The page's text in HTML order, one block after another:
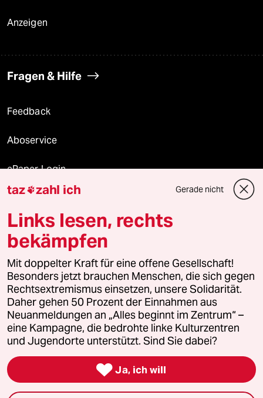
Anzeigen
Fragen & Hilfe
Feedback
Aboservice
ePaper Login
Downloads für Abonnierende
© 2026 taz Verlags und Vertriebs GmbH
Alle Rechte vorbehalten. Bei rechtlichen Fragen oder für Genehmigungen
wenden Sie sich bitte an
lizenzen@taz.de
Feedback Redaktionsstatut Kommune-Richtlinien
Leitlinie Informant Datenschutz Impressum AGB
Seitenwende Einwilligungen widerrufen (Ads)
taz zahl ich Gerade nicht
Links lesen, rechts
bekämpfen
Mit doppelter Kraft für eine offene Gesellschaft!
Besonders jetzt brauchen Menschen, die sich gegen
Rechtsextremismus einsetzen, unsere Solidarität.
Daher gehen 50 Prozent der Einnahmen aus
Neuanmeldungen an „Alles beginnt im Zentrum“ –
eine Kampagne, die bedrohte linke Kulturzentren
und Jugendorte unterstützt. Sind Sie dabei?
 Ja, ich will